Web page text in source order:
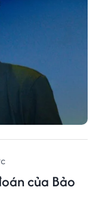
của Bảo